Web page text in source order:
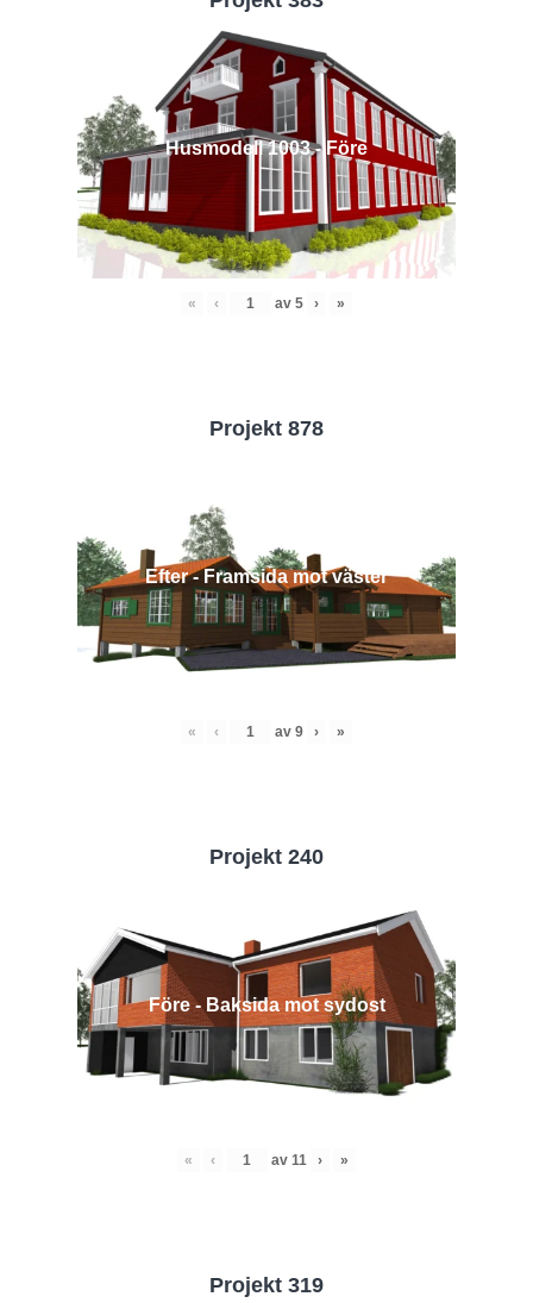
Husmodell 1003 - Före
« ‹ av 5 › »
Projekt 878
Efter - Framsida mot väster
« ‹ av 9 › »
Projekt 240
Före - Baksida mot sydost
« ‹ av 11 › »
Projekt 319